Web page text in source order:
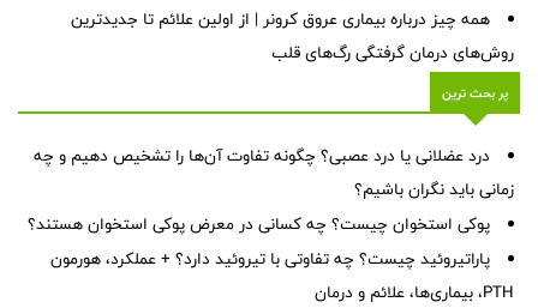
همه چیز درباره بیماری عروق کرونر | از اولین علائم تا جدیدترین
روش‌های درمان گرفتگی رگ‌های قلب
پر بحث ترین
درد عضلانی یا درد عصبی؟ چگونه تفاوت آن‌ها را تشخیص دهیم و چه
زمانی باید نگران باشیم؟
پوکی استخوان چیست؟ چه کسانی در معرض پوکی استخوان هستند؟
پاراتیروئید چیست؟ چه تفاوتی با تیروئید دارد؟ + عملکرد، هورمون
PTH، بیماری‌ها، علائم و درمان